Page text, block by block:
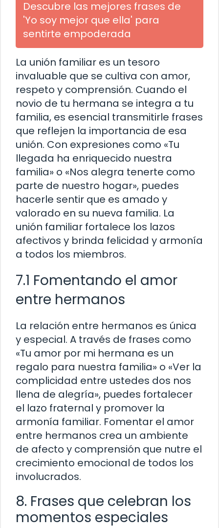
Descubre las mejores frases de
'Yo soy mejor que ella' para
sentirte empoderada
La unión familiar es un tesoro
invaluable que se cultiva con amor,
respeto y comprensión. Cuando el
novio de tu hermana se integra a tu
familia, es esencial transmitirle frases
que reflejen la importancia de esa
unión. Con expresiones como «Tu
llegada ha enriquecido nuestra
familia» o «Nos alegra tenerte como
parte de nuestro hogar», puedes
hacerle sentir que es amado y
valorado en su nueva familia. La
unión familiar fortalece los lazos
afectivos y brinda felicidad y armonía
a todos los miembros.
7.1 Fomentando el amor
entre hermanos
La relación entre hermanos es única
y especial. A través de frases como
«Tu amor por mi hermana es un
regalo para nuestra familia» o «Ver la
complicidad entre ustedes dos nos
llena de alegría», puedes fortalecer
el lazo fraternal y promover la
armonía familiar. Fomentar el amor
entre hermanos crea un ambiente
de afecto y comprensión que nutre el
crecimiento emocional de todos los
involucrados.
8. Frases que celebran los
momentos especiales